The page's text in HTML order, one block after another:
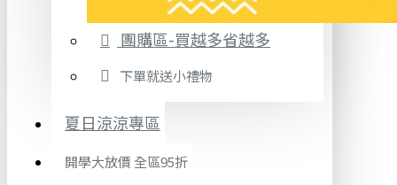
團購區-買越多省越多
下單就送小禮物
夏日涼涼專區
開學大放價 全區95折